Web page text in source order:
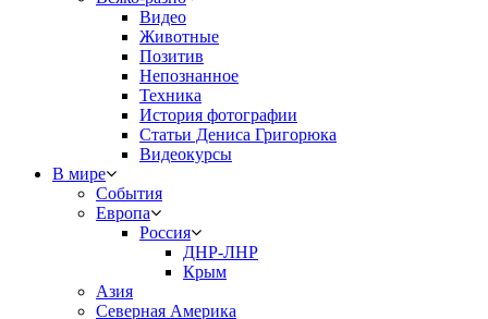
Видео
Животные
Позитив
Непознанное
Техника
История фотографии
Статьи Дениса Григорюка
Видеокурсы
В мире
События
Европа
Россия
ДНР-ЛНР
Крым
Азия
Северная Америка